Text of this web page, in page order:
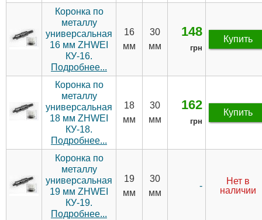
Коронка по
металлу
универсальная
16 мм ZHWEI
КУ-16.
Подробнее...
16
мм
30
мм
148
грн
Купить
Коронка по
металлу
универсальная
18 мм ZHWEI
КУ-18.
Подробнее...
18
мм
30
мм
162
грн
Купить
Коронка по
металлу
универсальная
19 мм ZHWEI
КУ-19.
Подробнее...
19
мм
30
мм
-
Нет в
наличии